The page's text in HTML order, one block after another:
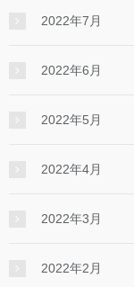
2022年7月
2022年6月
2022年5月
2022年4月
2022年3月
2022年2月